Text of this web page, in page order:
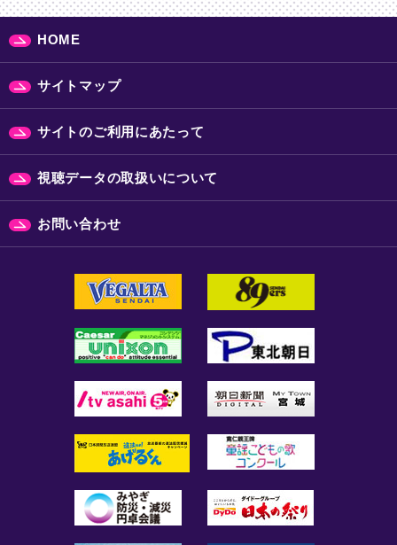
HOME
サイトマップ
サイトのご利用にあたって
視聴データの取扱いについて
お問い合わせ